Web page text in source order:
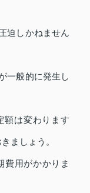
迫しかねません
一般的に発生し
額は変わります
ましょう。
費用がかかりま